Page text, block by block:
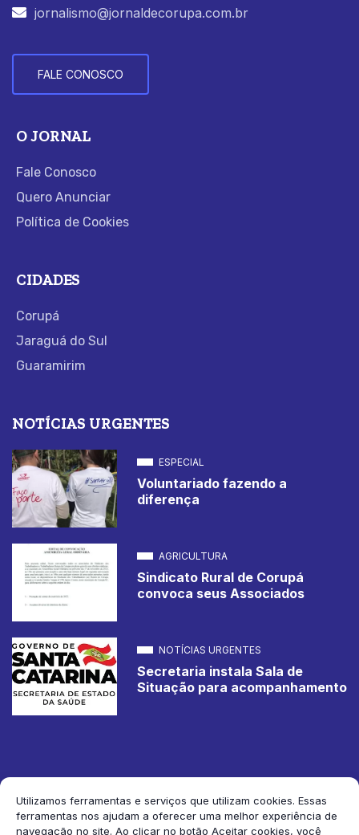
Utilizamos ferramentas e serviços que utilizam cookies. Essas
ferramentas nos ajudam a oferecer uma melhor experiência de
navegação no site. Ao clicar no botão Aceitar cookies, você
jornalismo@jornaldecorupa.com.br
FALE CONOSCO
O JORNAL
Fale Conosco
Quero Anunciar
Política de Cookies
CIDADES
Corupá
Jaraguá do Sul
Guaramirim
NOTÍCIAS URGENTES
ESPECIAL
Voluntariado fazendo a
diferença
AGRICULTURA
Sindicato Rural de Corupá
convoca seus Associados
NOTÍCIAS URGENTES
Secretaria instala Sala de
Situação para acompanhamento
2026 Jornal de Corupá. Todos os direitos reservados.